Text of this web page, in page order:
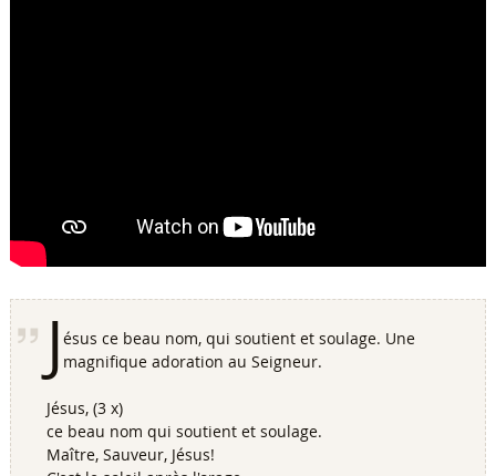
J ésus ce beau nom, qui soutient et soulage. Une
magnifique adoration au Seigneur.
Jésus, (3 x)
ce beau nom qui soutient et soulage.
Maître, Sauveur, Jésus!